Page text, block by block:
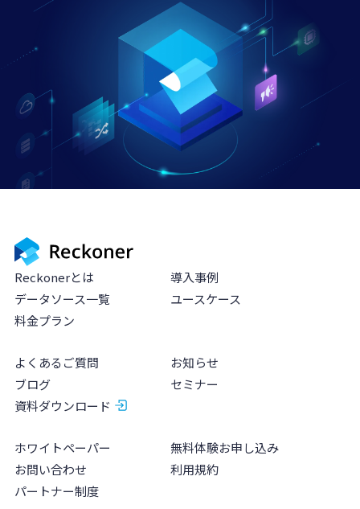
Reckonerとは
導入事例
データソース一覧
ユースケース
料金プラン
よくあるご質問
お知らせ
ブログ
セミナー
資料ダウンロード
ホワイトペーパー
無料体験お申し込み
お問い合わせ
利用規約
パートナー制度